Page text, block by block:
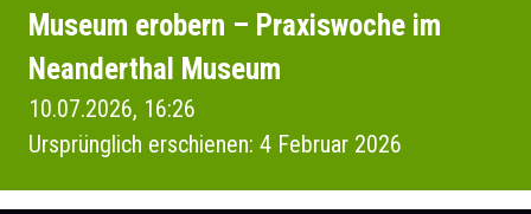
Museum erobern – Praxiswoche im
Neanderthal Museum
10.07.2026, 16:26
Ursprünglich erschienen: 4 Februar 2026